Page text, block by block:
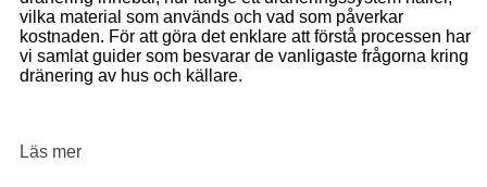
vilka material som används och vad som påverkar
kostnaden. För att göra det enklare att förstå processen har
vi samlat guider som besvarar de vanligaste frågorna kring
dränering av hus och källare.
Läs mer